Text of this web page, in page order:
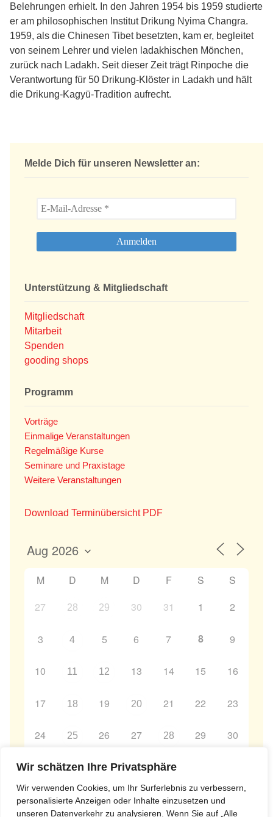
Wir schätzen Ihre Privatsphäre
Wir verwenden Cookies, um Ihr Surferlebnis zu verbessern,
personalisierte Anzeigen oder Inhalte einzusetzen und
unseren Datenverkehr zu analysieren. Wenn Sie auf „Alle
Belehrungen erhielt. In den Jahren 1954 bis 1959 studierte
er am philosophischen Institut Drikung Nyima Changra.
1959, als die Chinesen Tibet besetzten, kam er, begleitet
von seinem Lehrer und vielen ladakhischen Mönchen,
zurück nach Ladakh. Seit dieser Zeit trägt Rinpoche die
Verantwortung für 50 Drikung-Klöster in Ladakh und hält
die Drikung-Kagyü-Tradition aufrecht.
Melde Dich für unseren Newsletter an:
Unterstützung & Mitgliedschaft
Mitgliedschaft
Mitarbeit
Spenden
gooding shops
Programm
Vorträge
Einmalige Veranstaltungen
Regelmäßige Kurse
Seminare und Praxistage
Weitere Veranstaltungen
Download Terminübersicht PDF
M D M D F S
S
27
28 29 30 31 1 2
3 4 5 6 7 8 9
10 11 12 13 14 15 16
17 18 19 20 21 22 23
24 25 26 27 28 29 30
31 1 2 3 4